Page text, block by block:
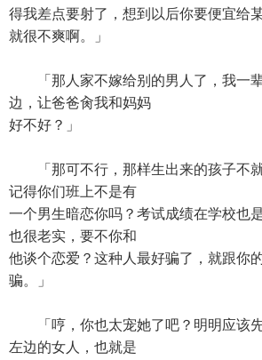
得我差点要射了，想到以后你要便宜给
就很不爽啊。」
「那人家不嫁给别的男人了，我一
边，让爸爸肏我和妈妈
好不好？」
「那可不行，那样生出来的孩子不
记得你们班上不是有
一个男生暗恋你吗？考试成绩在学校也
也很老实，要不你和
他谈个恋爱？这种人最好骗了，就跟你
骗。」
「哼，你也太宠她了吧？明明应该
左边的女人，也就是